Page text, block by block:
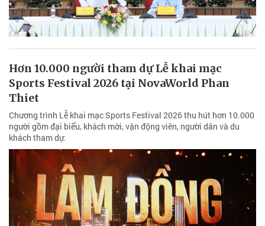
Hơn 10.000 người tham dự Lễ khai mạc
Sports Festival 2026 tại NovaWorld Phan
Thiet
Chương trình Lễ khai mạc Sports Festival 2026 thu hút hơn 10.000
người gồm đại biểu, khách mời, vận động viên, người dân và du
khách tham dự.